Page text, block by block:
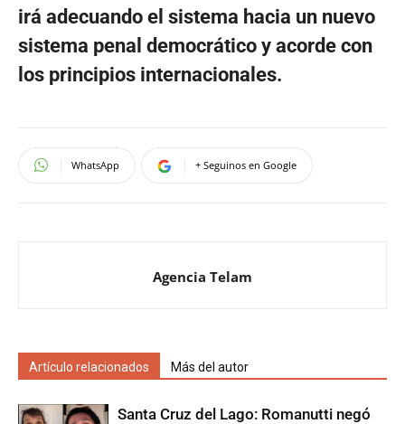
irá adecuando el sistema hacia un nuevo
sistema penal democrático y acorde con
los principios internacionales.
WhatsApp + Seguinos en Google
Agencia Telam
Artículo relacionados Más del autor
Santa Cruz del Lago: Romanutti negó